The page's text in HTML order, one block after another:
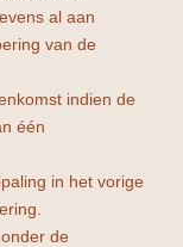
al aan
van de
indien de
één
in het vorige
de